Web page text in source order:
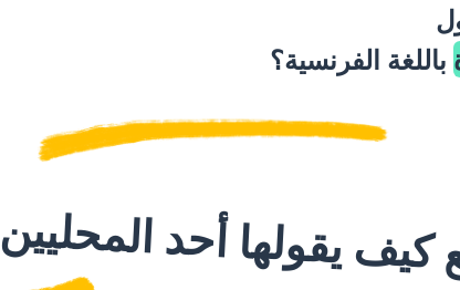
باللغة الفرنسية؟
يقولها أحد المحليين